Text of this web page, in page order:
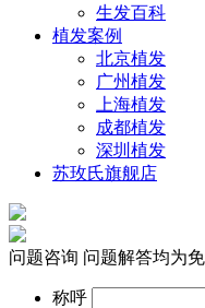
生发百科
植发案例
北京植发
广州植发
上海植发
成都植发
深圳植发
苏玫氏旗舰店
问题咨询 问题解答均为
称呼